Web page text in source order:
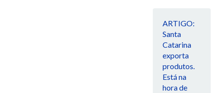
ARTIGO:
Santa
Catarina
exporta
produtos.
Está na
hora de